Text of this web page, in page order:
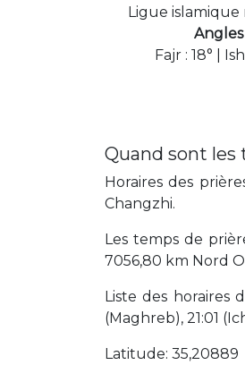
Ligue islamique
Angles
Fajr : 18° |
Quand sont les
Horaires des
Changzhi.
Les temps de
7056,80 km Nord
Liste des horaires
(Maghreb), 21:01
Latitude: 35,20889